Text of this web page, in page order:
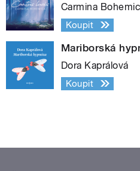
Carmina
Koupit
Mariborská
Dora Kaprálová
Koupit